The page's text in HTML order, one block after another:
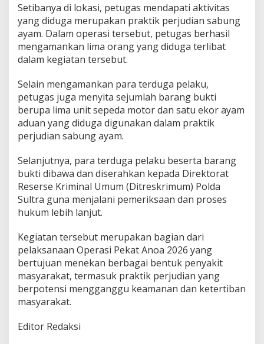
o
r
d
a
n
A
a
m
A
d
u
a
Setibanya di lokasi, petugas mendapati aktivitas
yang diduga merupakan praktik perjudian sabung
ayam. Dalam operasi tersebut, petugas berhasil
mengamankan lima orang yang diduga terlibat
dalam kegiatan tersebut.
Selain mengamankan para terduga pelaku,
petugas juga menyita sejumlah barang bukti
berupa lima unit sepeda motor dan satu ekor ayam
aduan yang diduga digunakan dalam praktik
perjudian sabung ayam.
Selanjutnya, para terduga pelaku beserta barang
bukti dibawa dan diserahkan kepada Direktorat
Reserse Kriminal Umum (Ditreskrimum) Polda
Sultra guna menjalani pemeriksaan dan proses
hukum lebih lanjut.
Kegiatan tersebut merupakan bagian dari
pelaksanaan Operasi Pekat Anoa 2026 yang
bertujuan menekan berbagai bentuk penyakit
masyarakat, termasuk praktik perjudian yang
berpotensi mengganggu keamanan dan ketertiban
masyarakat.
Editor Redaksi